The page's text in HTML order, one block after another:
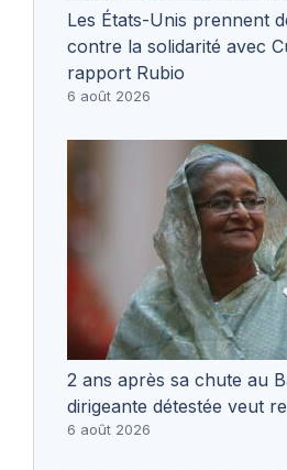
Les États-Unis prennent
contre la solidarité avec
rapport Rubio
6 août 2026
2 ans après sa chute au
dirigeante détestée veut
6 août 2026